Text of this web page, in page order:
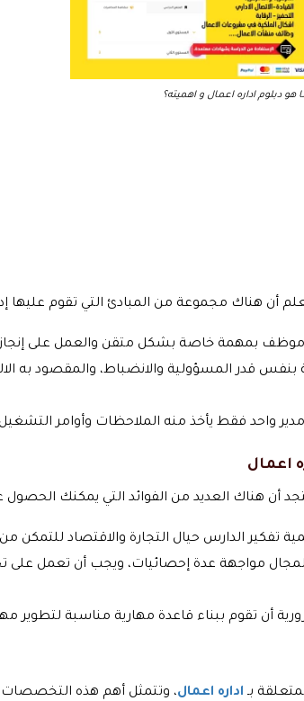
هو دبلوم اداره اعمال و اهميته؟
أن هناك مجموعة من المبادئ التي تقوم عليها
بمهمة خاصة بشكل متقن والعمل على
قدر المسؤولية والانضباط، والمقصود به
واحد فقط يأخذ منه الملاحظات وأوامر
اعمال
أن هناك العديد من الفوائد التي يمكنك الحصول
تفكير الدارس حيال التجارة والاقتصاد للتمكن
مواجهة عدة إحصائيات، ويجب أن تعمل
أن تقوم ببناء قاعدة مهارية مناسبة لتطوير
بـ اداره اعمال، وتتمثل أهم هذه التخصصات